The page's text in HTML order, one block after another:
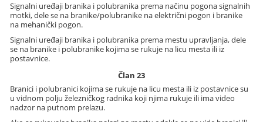
Signalni uređaji branika i polubranika prema načinu pogona signalnih
motki, dele se na branike/polubranike na električni pogon i branike
na mehanički pogon.
Signalni uređaji branika i polubranika prema mestu upravljanja, dele
se na branike i polubranike kojima se rukuje na licu mesta ili iz
postavnice.
Član 23
Branici i polubranici kojima se rukuje na licu mesta ili iz postavnice su
u vidnom polju železničkog radnika koji njima rukuje ili ima video
nadzor na putnom prelazu.